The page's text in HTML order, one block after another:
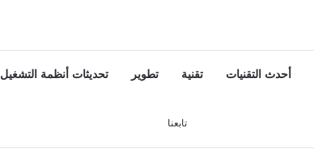
أحدث التقنيات تقنية تطوير تحديثات أنظمة التشغيل
تابعنا